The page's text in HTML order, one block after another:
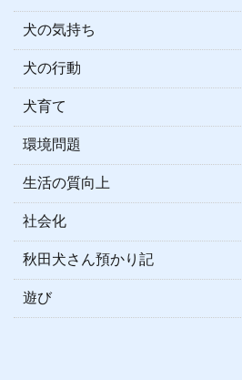
犬の気持ち
犬の行動
犬育て
環境問題
生活の質向上
社会化
秋田犬さん預かり記
遊び